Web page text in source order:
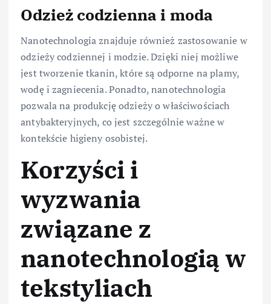
Odzież codzienna i moda
Nanotechnologia znajduje również zastosowanie w
odzieży codziennej i modzie. Dzięki niej możliwe
jest tworzenie tkanin, które są odporne na plamy,
wodę i zagniecenia. Ponadto, nanotechnologia
pozwala na produkcję odzieży o właściwościach
antybakteryjnych, co jest szczególnie ważne w
kontekście higieny osobistej.
Korzyści i
wyzwania
związane z
nanotechnologią w
tekstyliach